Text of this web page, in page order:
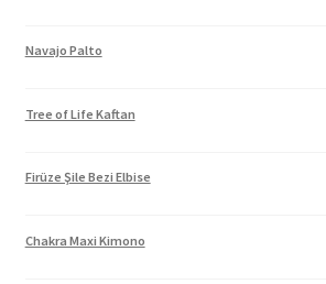
Navajo Palto
Tree of Life Kaftan
Firüze Şile Bezi Elbise
Chakra Maxi Kimono